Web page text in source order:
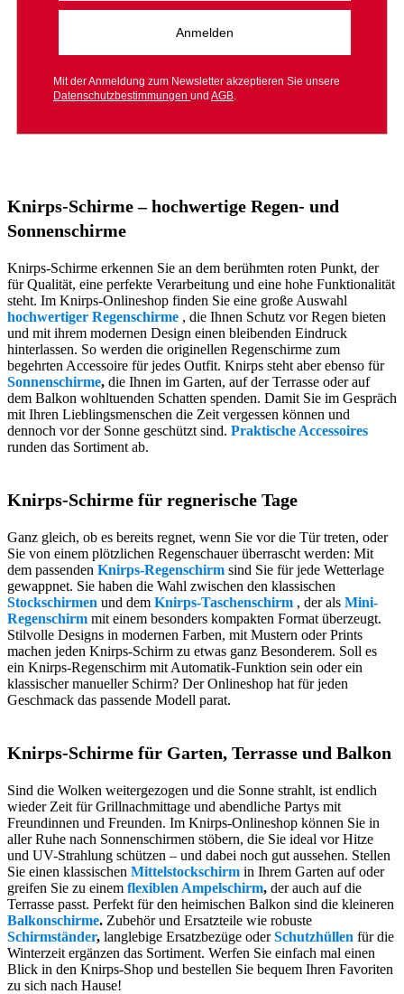
Anmelden
Mit der Anmeldung zum Newsletter akzeptieren Sie unsere
Datenschutzbestimmungen und AGB.
Knirps-Schirme – hochwertige Regen- und
Sonnenschirme
Knirps-Schirme erkennen Sie an dem berühmten roten Punkt, der
für Qualität, eine perfekte Verarbeitung und eine hohe Funktionalität
steht. Im Knirps-Onlineshop finden Sie eine große Auswahl
hochwertiger Regenschirme , die Ihnen Schutz vor Regen bieten
und mit ihrem modernen Design einen bleibenden Eindruck
hinterlassen. So werden die originellen Regenschirme zum
begehrten Accessoire für jedes Outfit. Knirps steht aber ebenso für
Sonnenschirme, die Ihnen im Garten, auf der Terrasse oder auf
dem Balkon wohltuenden Schatten spenden. Damit Sie im Gespräch
mit Ihren Lieblingsmenschen die Zeit vergessen können und
dennoch vor der Sonne geschützt sind. Praktische Accessoires
runden das Sortiment ab.
Knirps-Schirme für regnerische Tage
Ganz gleich, ob es bereits regnet, wenn Sie vor die Tür treten, oder
Sie von einem plötzlichen Regenschauer überrascht werden: Mit
dem passenden Knirps-Regenschirm sind Sie für jede Wetterlage
gewappnet. Sie haben die Wahl zwischen den klassischen
Stockschirmen und dem Knirps-Taschenschirm , der als Mini-
Regenschirm mit einem besonders kompakten Format überzeugt.
Stilvolle Designs in modernen Farben, mit Mustern oder Prints
machen jeden Knirps-Schirm zu etwas ganz Besonderem. Soll es
ein Knirps-Regenschirm mit Automatik-Funktion sein oder ein
klassischer manueller Schirm? Der Onlineshop hat für jeden
Geschmack das passende Modell parat.
Knirps-Schirme für Garten, Terrasse und Balkon
Sind die Wolken weitergezogen und die Sonne strahlt, ist endlich
wieder Zeit für Grillnachmittage und abendliche Partys mit
Freundinnen und Freunden. Im Knirps-Onlineshop können Sie in
aller Ruhe nach Sonnenschirmen stöbern, die Sie ideal vor Hitze
und UV-Strahlung schützen – und dabei noch gut aussehen. Stellen
Sie einen klassischen Mittelstockschirm in Ihrem Garten auf oder
greifen Sie zu einem flexiblen Ampelschirm, der auch auf die
Terrasse passt. Perfekt für den heimischen Balkon sind die kleineren
Balkonschirme. Zubehör und Ersatzteile wie robuste
Schirmständer, langlebige Ersatzbezüge oderSchutzhüllen für die
Winterzeit ergänzen das Sortiment. Werfen Sie einfach mal einen
Blick in den Knirps-Shop und bestellen Sie bequem Ihren Favoriten
zu sich nach Hause!